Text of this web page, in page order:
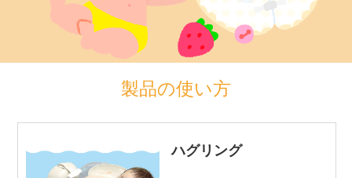
製品の使い方
ハグリング